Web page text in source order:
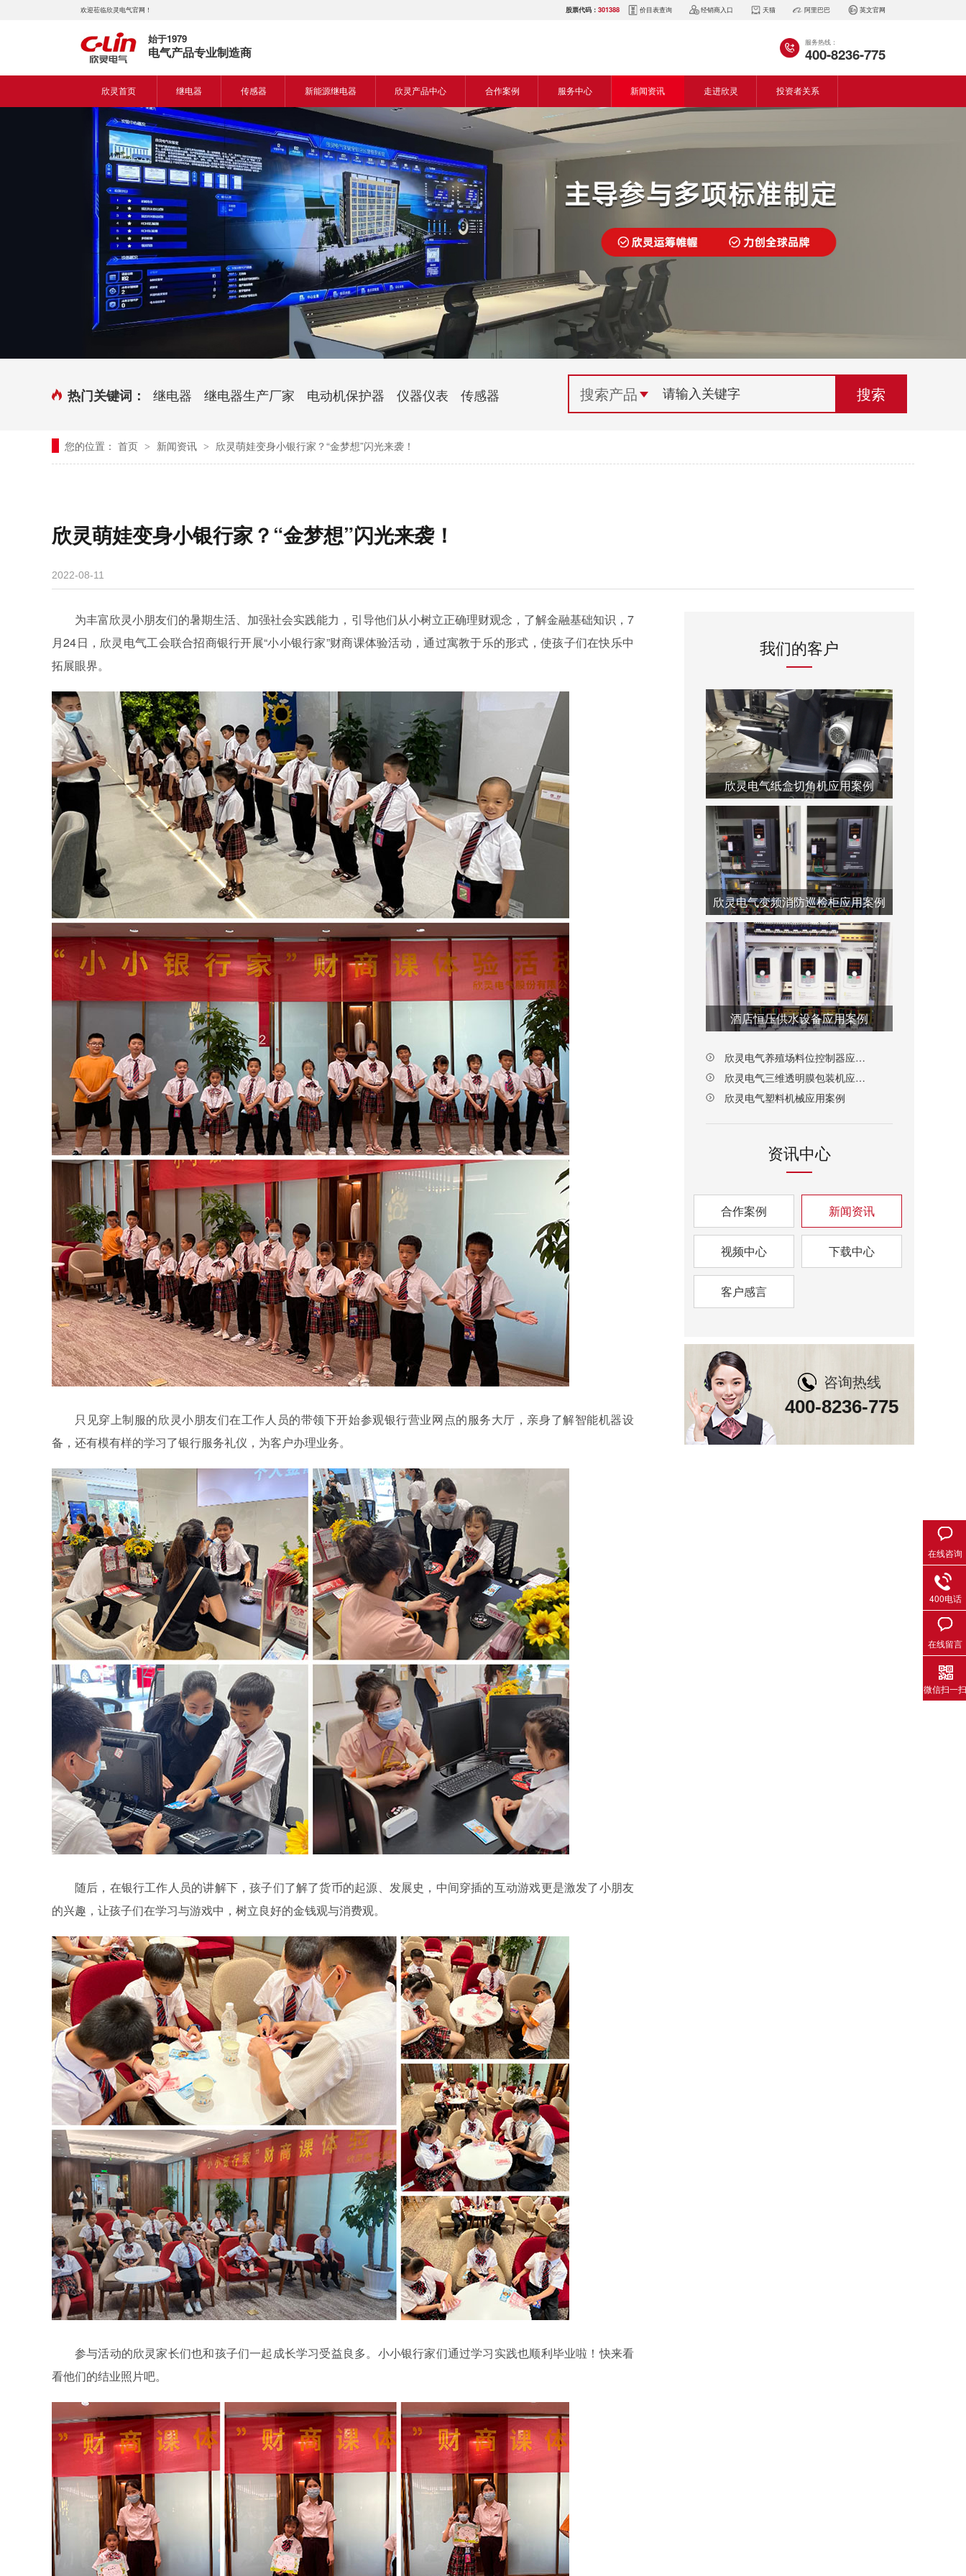
价目表查询 经销商入口 天猫 阿里巴巴 英文官网
欢迎莅临欣灵电气官网！ 股票代码：301388
始于1979
电气产品专业制造商
服务热线：
400-8236-775
欣灵首页 继电器
时间继电器
固体继电器
计数继电器
液位继电器
电磁继电器及插座
时控开关
新能源继电器
传感器
接近开关
光电开关
编码器
热电偶
热电阻
新能源继电器
新能源交流继电器
新能源直流继电器
欣灵产品中心
继电器
传感器
电气传动与控制
仪器仪表
开关
配电控制
合作案例
食品机械行业
机床行业
塑料机械行业
建筑机械行业
包装机械行业
纺织机械行业
服务中心
营销网络
服务热线
电商平台
视频中心
电气百科
常见问题
技术支持
新闻资讯
新闻动态
电气百科
常见问答
走进欣灵
企业风采
专利证书
荣誉资质
组织机构
联系欣灵
投资者关系
热门关键词： 继电器 继电器生产厂家 电动机保护器 仪器仪表 传感器
您的位置： 首页 > 新闻资讯 > 欣灵萌娃变身小银行家？“金梦想”闪光来袭！
欣灵萌娃变身小银行家？“金梦想”闪光来袭！
2022-08-11
为丰富欣灵小朋友们的暑期生活、加强社会实践能力，引导他们从小树立正确理财观念，了解金融基础知识，7
月24日，欣灵电气工会联合招商银行开展“小小银行家”财商课体验活动，通过寓教于乐的形式，使孩子们在快乐中
拓展眼界。
只见穿上制服的欣灵小朋友们在工作人员的带领下开始参观银行营业网点的服务大厅，亲身了解智能机器设
备，还有模有样的学习了银行服务礼仪，为客户办理业务。
随后，在银行工作人员的讲解下，孩子们了解了货币的起源、发展史，中间穿插的互动游戏更是激发了小朋友
的兴趣，让孩子们在学习与游戏中，树立良好的金钱观与消费观。
参与活动的欣灵家长们也和孩子们一起成长学习受益良多。小小银行家们通过学习实践也顺利毕业啦！快来看
看他们的结业照片吧。
我们的客户
欣灵电气纸盒切角机应用案例
欣灵电气变频消防巡检柜应用案例
酒店恒压供水设备应用案例
欣灵电气养殖场料位控制器应用案例
欣灵电气三维透明膜包装机应用案例
欣灵电气塑料机械应用案例
资讯中心
合作案例 新闻资讯
视频中心 下载中心
客户感言
咨询热线
400-8236-775
在线咨询
400电话
在线留言
微信扫一扫